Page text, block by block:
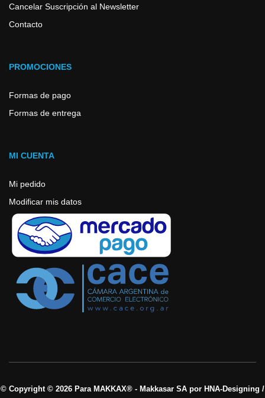
Cancelar Suscripción al Newsletter
Contacto
PROMOCIONES
Formas de pago
Formas de entrega
MI CUENTA
Mi pedido
Modificar mis datos
© Copyright © 2026 Para MAKKAX® - Makkasar SA por HNA-Designing /